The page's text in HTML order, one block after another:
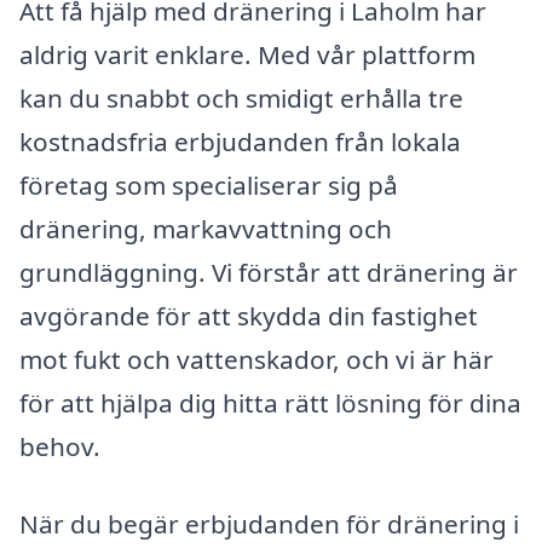
Att få hjälp med dränering i Laholm har
aldrig varit enklare. Med vår plattform
kan du snabbt och smidigt erhålla tre
kostnadsfria erbjudanden från lokala
företag som specialiserar sig på
dränering, markavvattning och
grundläggning. Vi förstår att dränering är
avgörande för att skydda din fastighet
mot fukt och vattenskador, och vi är här
för att hjälpa dig hitta rätt lösning för dina
behov.
När du begär erbjudanden för dränering i